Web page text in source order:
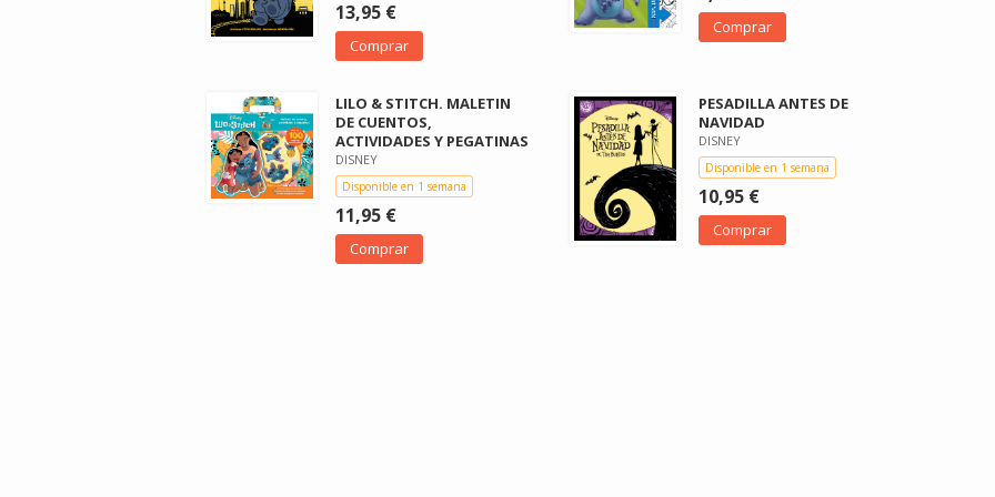
13,95 €
Comprar
Comprar
LILO & STITCH. MALETIN
DE CUENTOS,
ACTIVIDADES Y PEGATINAS
DISNEY
Disponible en 1 semana
11,95 €
Comprar
PESADILLA ANTES DE
NAVIDAD
DISNEY
Disponible en 1 semana
10,95 €
Comprar